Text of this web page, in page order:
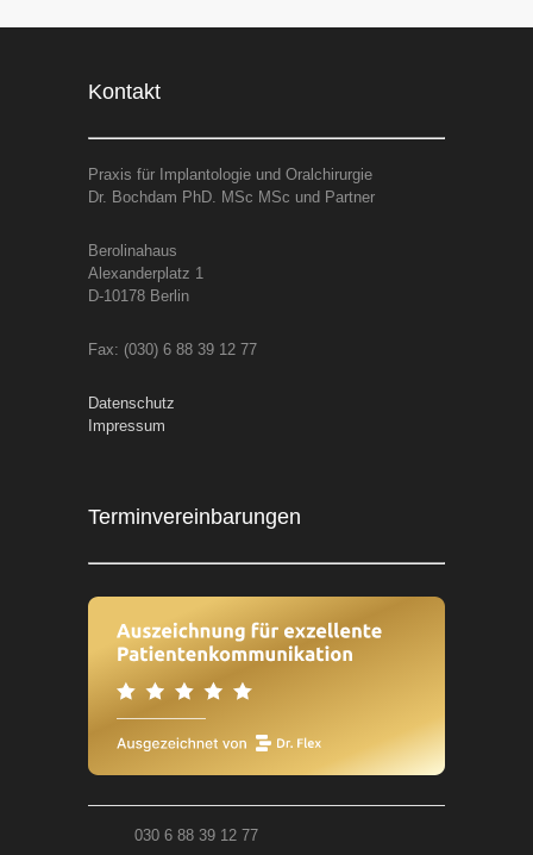
Kontakt
Praxis für Implantologie und Oralchirurgie
Dr. Bochdam PhD. MSc MSc und Partner
Berolinahaus
Alexanderplatz 1
D-10178 Berlin
Fax: (030) 6 88 39 12 77
Datenschutz
Impressum
Terminvereinbarungen
030 6 88 39 12 77